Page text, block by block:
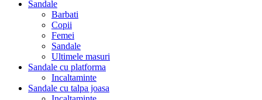
Sandale
Barbati
Copii
Femei
Sandale
Ultimele masuri
Sandale cu platforma
Incaltaminte
Sandale cu talpa joasa